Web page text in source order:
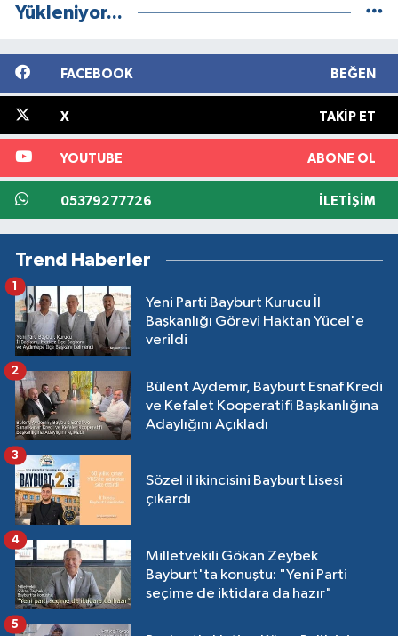
Yükleniyor...
FACEBOOK BEĞEN
X TAKIP ET
YOUTUBE ABONE OL
05379277726 İLETIŞIM
Trend Haberler
Yeni Parti Bayburt Kurucu İl
Başkanlığı Görevi Haktan Yücel'e
verildi
1
Bülent Aydemir, Bayburt Esnaf Kredi
ve Kefalet Kooperatifi Başkanlığına
Adaylığını Açıkladı
2
Sözel il ikincisini Bayburt Lisesi
çıkardı
3
Milletvekili Gökan Zeybek
Bayburt'ta konuştu: "Yeni Parti
seçime de iktidara da hazır"
4
5